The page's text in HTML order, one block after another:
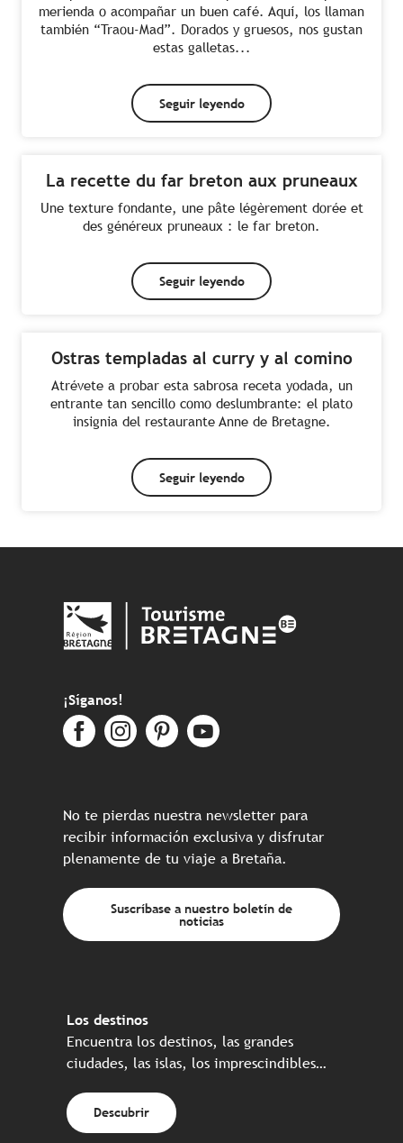
merienda o acompañar un buen café. Aquí, los llaman
también “Traou-Mad”. Dorados y gruesos, nos gustan
estas galletas...
Seguir leyendo
La recette du far breton aux pruneaux
Une texture fondante, une pâte légèrement dorée et
des généreux pruneaux : le far breton.
Seguir leyendo
Ostras templadas al curry y al comino
Atrévete a probar esta sabrosa receta yodada, un
entrante tan sencillo como deslumbrante: el plato
insignia del restaurante Anne de Bretagne.
Seguir leyendo
¡Síganos!
No te pierdas nuestra newsletter para
recibir información exclusiva y disfrutar
plenamente de tu viaje a Bretaña.
Suscríbase a nuestro boletín de
noticias
Los destinos
Encuentra los destinos, las grandes
ciudades, las islas, los imprescindibles…
Descubrir